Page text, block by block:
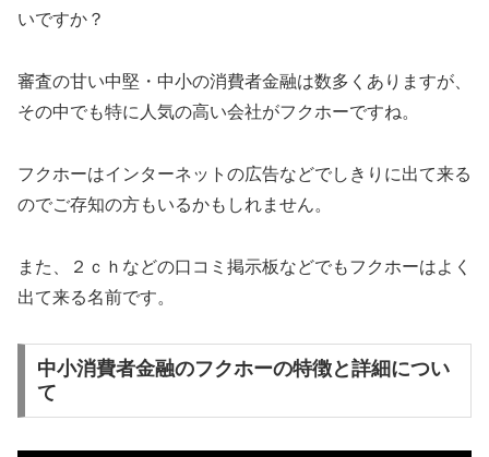
いですか？
審査の甘い中堅・中小の消費者金融は数多くありますが、
その中でも特に人気の高い会社がフクホーですね。
フクホーはインターネットの広告などでしきりに出て来る
のでご存知の方もいるかもしれません。
また、２ｃｈなどの口コミ掲示板などでもフクホーはよく
出て来る名前です。
中小消費者金融のフクホーの特徴と詳細につい
て